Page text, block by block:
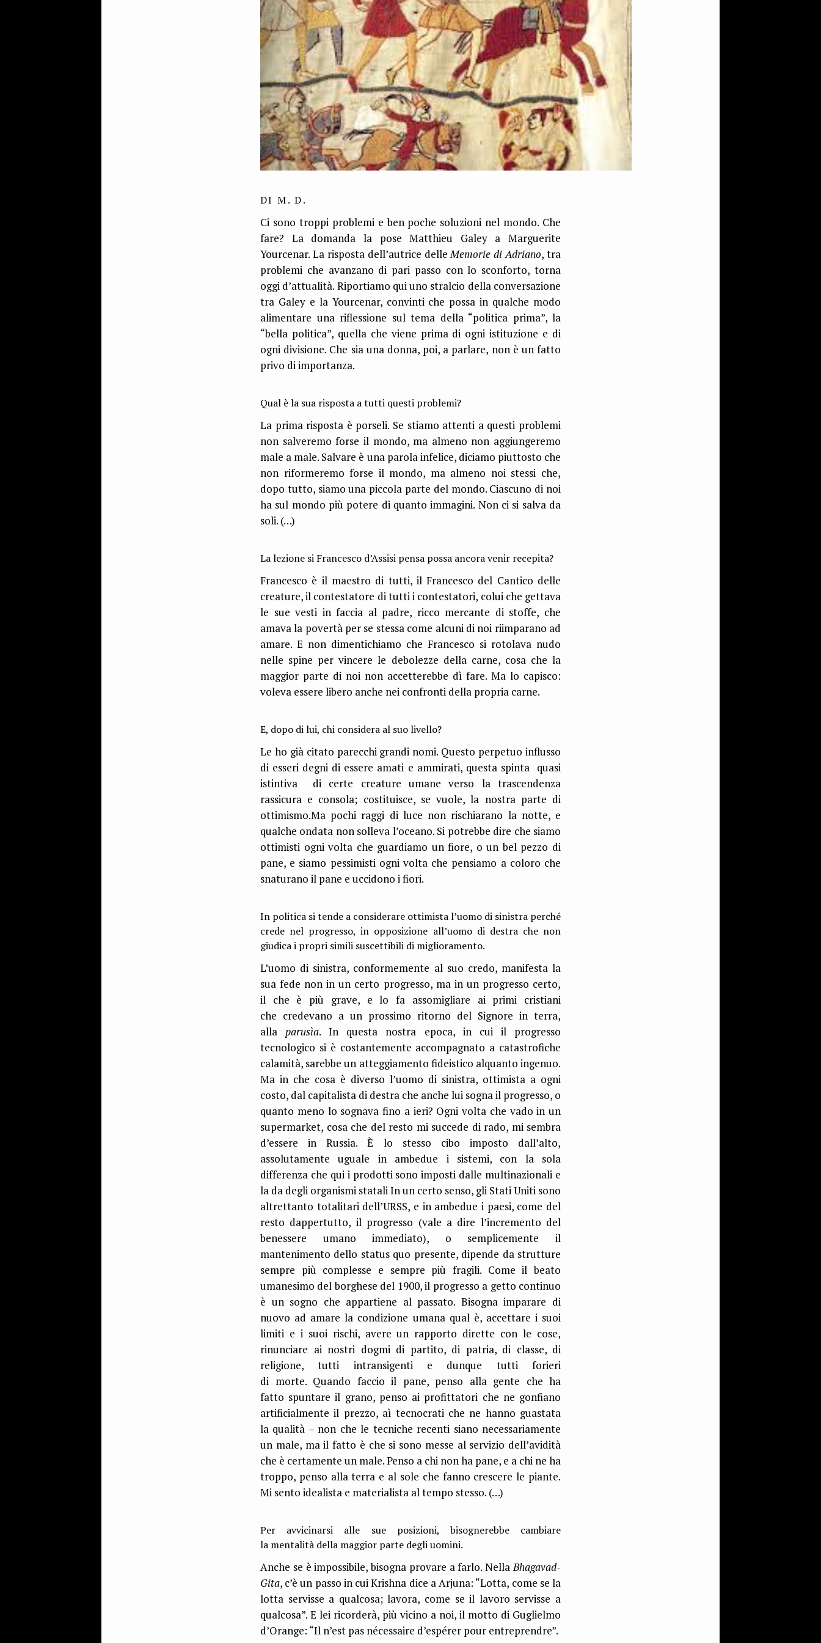
DI M. D.
Ci sono troppi problemi e ben poche soluzioni nel mondo. Che
fare? La domanda la pose Matthieu Galey a Marguerite
Yourcenar. La risposta dell’autrice delleMemorie di Adriano, tra
problemi che avanzano di pari passo con lo sconforto, torna
oggi d’attualità. Riportiamo qui uno stralcio della conversazione
tra Galey e la Yourcenar, convinti che possa in qualche modo
alimentare una riflessione sul tema della “politica prima”, la
“bella politica”, quella che viene prima di ogni istituzione e di
ogni divisione. Che sia una donna, poi, a parlare, non è un fatto
privo di importanza.
Qual è la sua risposta a tutti questi problemi?
La prima risposta è porseli. Se stiamo attenti a questi problemi
non salveremo forse il mondo, ma almeno non aggiungeremo
male a male. Salvare è una parola infelice, diciamo piuttosto che
non riformeremo forse il mondo, ma almeno noi stessi che,
dopo tutto, siamo una piccola parte del mondo. Ciascuno di noi
ha sul mondo più potere di quanto immagini. Non ci si salva da
soli. (…)
La lezione si Francesco d’Assisi pensa possa ancora venir recepita?
Francesco è il maestro di tutti, il Francesco del Cantico delle
creature, il contestatore di tutti i contestatori, colui che gettava
le sue vesti in faccia al padre, ricco mercante di stoffe, che
amava la povertà per se stessa come alcuni di noi riimparano ad
amare. E non dimentichiamo che Francesco si rotolava nudo
nelle spine per vincere le debolezze della carne, cosa che la
maggior parte di noi non accetterebbe dì fare. Ma lo capisco:
voleva essere libero anche nei confronti della propria carne.
E, dopo di lui, chi considera al suo livello?
Le ho già citato parecchi grandi nomi. Questo perpetuo influsso
di esseri degni di essere amati e ammirati, questa spinta quasi
istintiva di certe creature umane verso la trascendenza
rassicura e consola; costituisce, se vuole, la nostra parte di
ottimismo.Ma pochi raggi di luce non rischiarano la notte, e
qualche ondata non solleva l’oceano. Si potrebbe dire che siamo
ottimisti ogni volta che guardiamo un fiore, o un bel pezzo di
pane, e siamo pessimisti ogni volta che pensiamo a coloro che
snaturano il pane e uccidono i fiori.
In politica si tende a considerare ottimista l’uomo di sinistra perché
crede nel progresso, in opposizione all’uomo di destra che non
giudica i propri simili suscettibili di miglioramento.
L’uomo di sinistra, conformemente al suo credo, manifesta la
sua fede non in un certo progresso, ma in un progresso certo,
il che è più grave, e lo fa assomigliare ai primi cristiani
che credevano a un prossimo ritorno del Signore in terra,
allaparusìa. In questa nostra epoca, in cui il progresso
tecnologico si è costantemente accompagnato a catastrofiche
calamità, sarebbe un atteggiamento fideistico alquanto ingenuo.
Ma in che cosa è diverso l’uomo di sinistra, ottimista a ogni
costo, dal capitalista di destra che anche lui sogna il progresso, o
quanto meno lo sognava fino a ieri? Ogni volta che vado in un
supermarket, cosa che del resto mi succede di rado, mi sembra
d’essere in Russia. È lo stesso cibo imposto dall’alto,
assolutamente uguale in ambedue i sistemi, con la sola
differenza che qui i prodotti sono imposti dalle multinazionali e
la da degli organismi statali In un certo senso, gli Stati Uniti sono
altrettanto totalitari dell’URSS, e in ambedue i paesi, come del
resto dappertutto, il progresso (vale a dire l’incremento del
benessere umano immediato), o semplicemente il
mantenimento dello status quo presente, dipende da strutture
sempre più complesse e sempre più fragili. Come il beato
umanesimo del borghese del 1900, il progresso a getto continuo
è un sogno che appartiene al passato. Bisogna imparare di
nuovo ad amare la condizione umana qual è, accettare i suoi
limiti e i suoi rischi, avere un rapporto dirette con le cose,
rinunciare ai nostri dogmi di partito, di patria, di classe, di
religione, tutti intransigenti e dunque tutti forieri
di morte. Quando faccio il pane, penso alla gente che ha
fatto spuntare il grano, penso ai profittatori che ne gonfiano
artificialmente il prezzo, aì tecnocrati che ne hanno guastata
la qualità – non che le tecniche recenti siano necessariamente
un male, ma il fatto è che si sono messe al servizio dell’avidità
che è certamente un male. Penso a chi non ha pane, e a chi ne ha
troppo, penso alla terra e al sole che fanno crescere le piante.
Mi sento idealista e materialista al tempo stesso. (…)
Per avvicinarsi alle sue posizioni, bisognerebbe cambiare
la mentalità della maggior parte degli uomini.
Anche se è impossibile, bisogna provare a farlo. NellaBhagavad-
Gita, c’è un passo in cui Krishna dice a Arjuna: “Lotta, come se la
lotta servisse a qualcosa; lavora, come se il lavoro servisse a
qualcosa”. E lei ricorderà, più vicino a noi, il motto di Guglielmo
d’Orange: “Il n’est pas nécessaire d’espérer pour entreprendre”.